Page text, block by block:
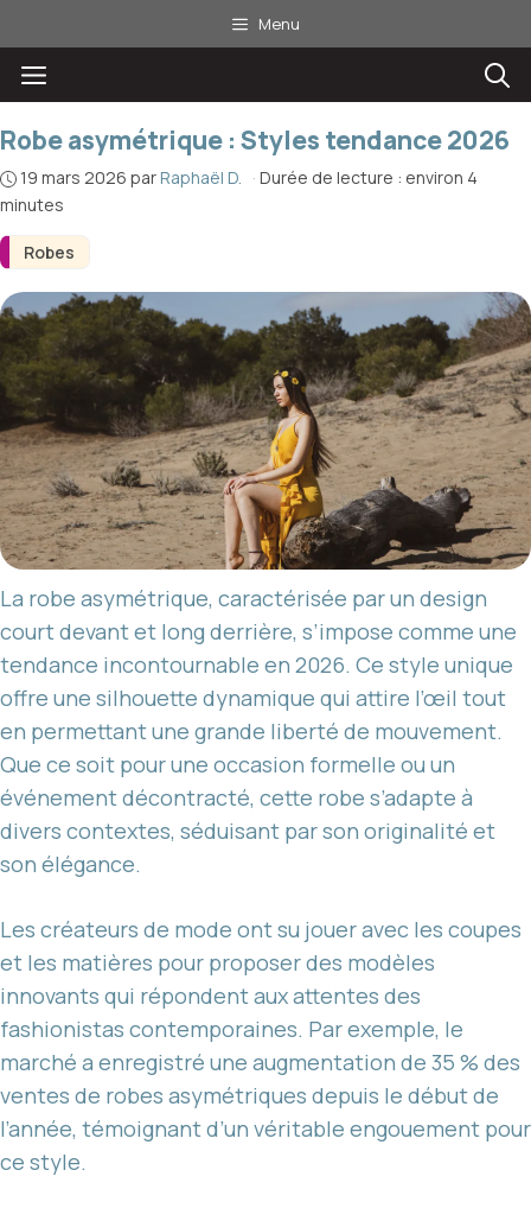
au
contenu
Menu
Menu
Robes
Robe asymétrique : Styles tendance 2026
19 mars 2026 par Raphaël D. · Durée de lecture : environ 4
minutes
La robe asymétrique, caractérisée par un design
court devant et long derrière, s’impose comme une
tendance incontournable en 2026. Ce style unique
offre une silhouette dynamique qui attire l’œil tout
en permettant une grande liberté de mouvement.
Que ce soit pour une occasion formelle ou un
événement décontracté, cette robe s’adapte à
divers contextes, séduisant par son originalité et
son élégance.
Les créateurs de mode ont su jouer avec les coupes
et les matières pour proposer des modèles
innovants qui répondent aux attentes des
fashionistas contemporaines. Par exemple, le
marché a enregistré une augmentation de 35 % des
ventes de robes asymétriques depuis le début de
l’année, témoignant d’un véritable engouement pour
ce style.